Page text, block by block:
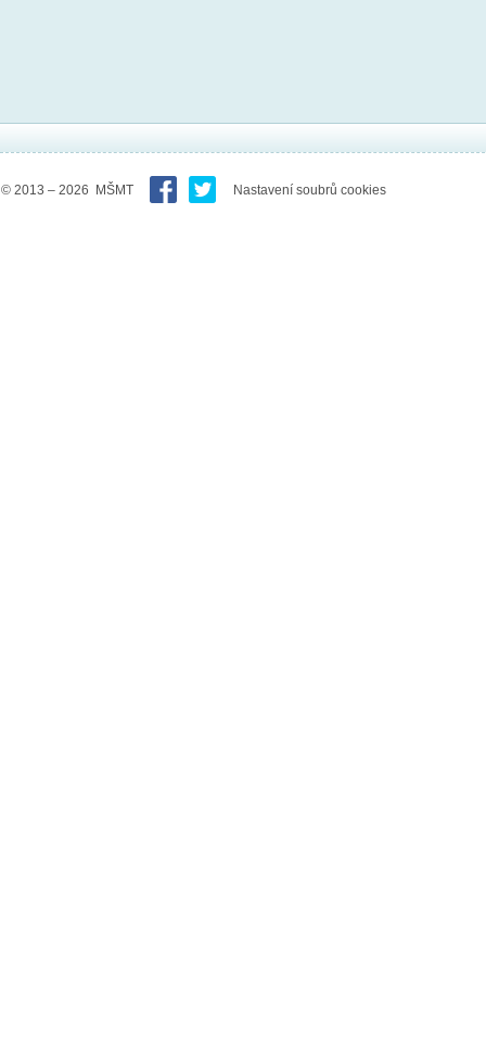
© 2013 – 2026 MŠMT Nastavení soubrů cookies